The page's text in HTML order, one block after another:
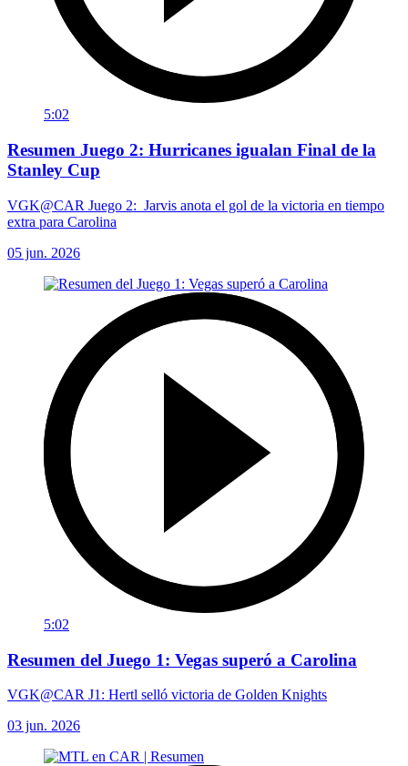
5:02
Resumen Juego 2: Hurricanes igualan Final de la
Stanley Cup
VGK@CAR Juego 2: Jarvis anota el gol de la victoria en tiempo
extra para Carolina
05 jun. 2026
5:02
Resumen del Juego 1: Vegas superó a Carolina
VGK@CAR J1: Hertl selló victoria de Golden Knights
03 jun. 2026